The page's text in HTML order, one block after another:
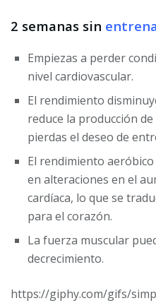
2 semanas sin
Empiezas a perder
nivel cardiovascular.
El rendimiento
reduce la producción
pierdas el deseo de
El rendimiento
en alteraciones en el
cardíaca, lo que se
para el corazón.
La fuerza muscular
decrecimiento.
https://giphy.com/gifs/